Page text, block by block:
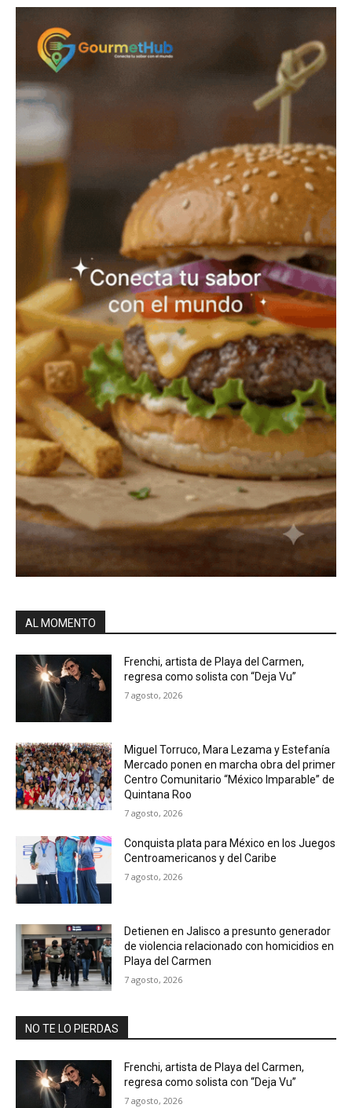
AL MOMENTO
Frenchi, artista de Playa del Carmen,
regresa como solista con “Deja Vu”
7 agosto, 2026
Miguel Torruco, Mara Lezama y Estefanía
Mercado ponen en marcha obra del primer
Centro Comunitario “México Imparable” de
Quintana Roo
7 agosto, 2026
Conquista plata para México en los Juegos
Centroamericanos y del Caribe
7 agosto, 2026
Detienen en Jalisco a presunto generador
de violencia relacionado con homicidios en
Playa del Carmen
7 agosto, 2026
NO TE LO PIERDAS
Frenchi, artista de Playa del Carmen,
regresa como solista con “Deja Vu”
7 agosto, 2026